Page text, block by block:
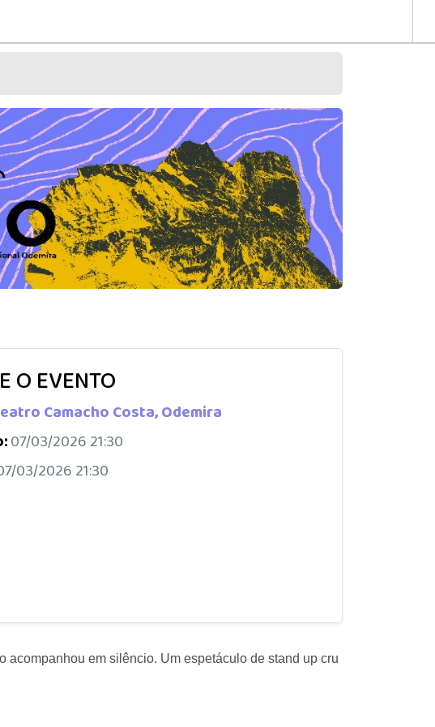
O EVENTO
Camacho Costa, Odemira
07/03/2026 21:30
03/2026 21:30
acompanhou em silêncio. Um espetáculo de stand up cru